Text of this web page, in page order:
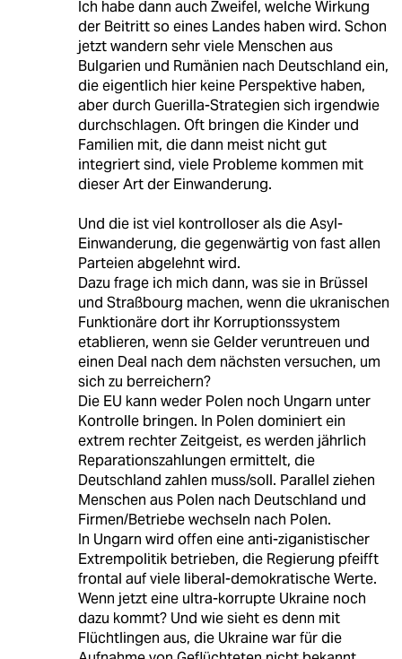
Ich habe dann auch Zweifel, welche Wirkung
der Beitritt so eines Landes haben wird. Schon
jetzt wandern sehr viele Menschen aus
Bulgarien und Rumänien nach Deutschland ein,
die eigentlich hier keine Perspektive haben,
aber durch Guerilla-Strategien sich irgendwie
durchschlagen. Oft bringen die Kinder und
Familien mit, die dann meist nicht gut
integriert sind, viele Probleme kommen mit
dieser Art der Einwanderung.
Und die ist viel kontrolloser als die Asyl-
Einwanderung, die gegenwärtig von fast allen
Parteien abgelehnt wird.
Dazu frage ich mich dann, was sie in Brüssel
und Straßbourg machen, wenn die ukranischen
Funktionäre dort ihr Korruptionssystem
etablieren, wenn sie Gelder veruntreuen und
einen Deal nach dem nächsten versuchen, um
sich zu berreichern?
Die EU kann weder Polen noch Ungarn unter
Kontrolle bringen. In Polen dominiert ein
extrem rechter Zeitgeist, es werden jährlich
Reparationszahlungen ermittelt, die
Deutschland zahlen muss/soll. Parallel ziehen
Menschen aus Polen nach Deutschland und
Firmen/Betriebe wechseln nach Polen.
In Ungarn wird offen eine anti-ziganistischer
Extrempolitik betrieben, die Regierung pfeifft
frontal auf viele liberal-demokratische Werte.
Wenn jetzt eine ultra-korrupte Ukraine noch
dazu kommt? Und wie sieht es denn mit
Flüchtlingen aus, die Ukraine war für die